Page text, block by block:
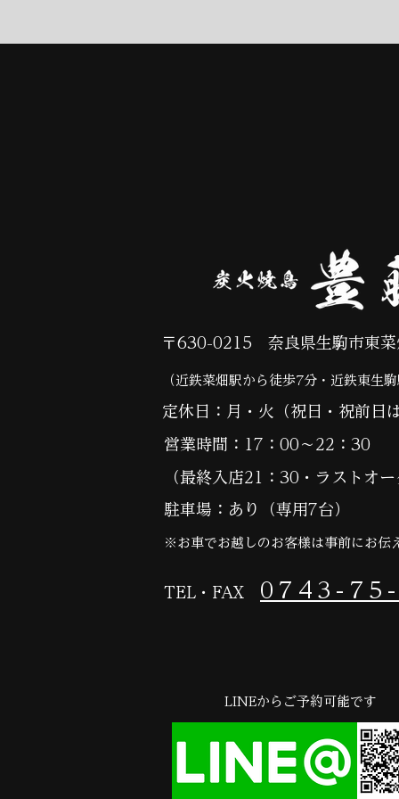
LINEからご予約可能です
〒630-0215 奈良県生駒市東菜
（近鉄菜畑駅から徒歩7分・近鉄東生
定休日：月・火（祝日・祝前日
営業時間：17：00～22：30
（最終入店21：30・ラストオー
​駐車場：あり（専用7台）
※お車でお越しのお客様は事前にお伝
TEL・FAX 0743-